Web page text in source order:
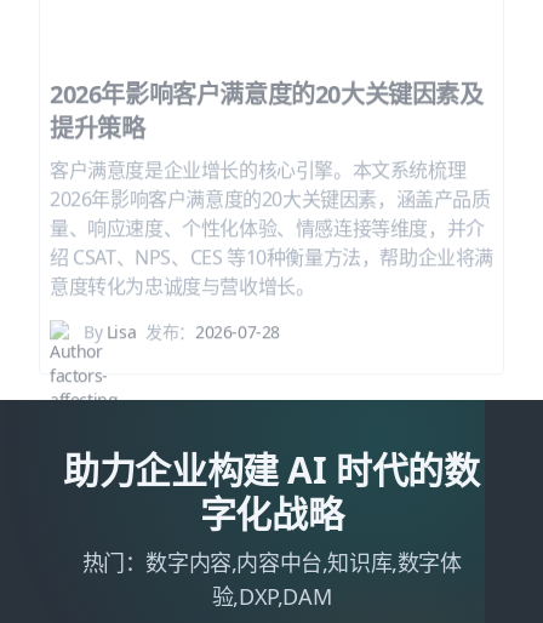
2026年影响客户满意度的20大关键因素及
提升策略
客户满意度是企业增长的核心引擎。本文系统梳理
2026年影响客户满意度的20大关键因素，涵盖产品质
量、响应速度、个性化体验、情感连接等维度，并介
绍 CSAT、NPS、CES 等10种衡量方法，帮助企业将满
意度转化为忠诚度与营收增长。
ByLisa 发布：2026-07-28
助力企业构建 AI 时代的数
字化战略
热门：数字内容,内容中台,知识库,数字体
验,DXP,DAM